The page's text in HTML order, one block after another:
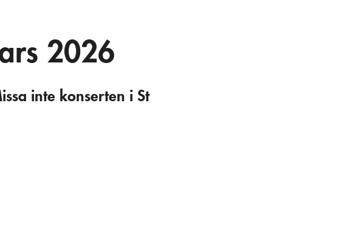
2026
inte konserten i St